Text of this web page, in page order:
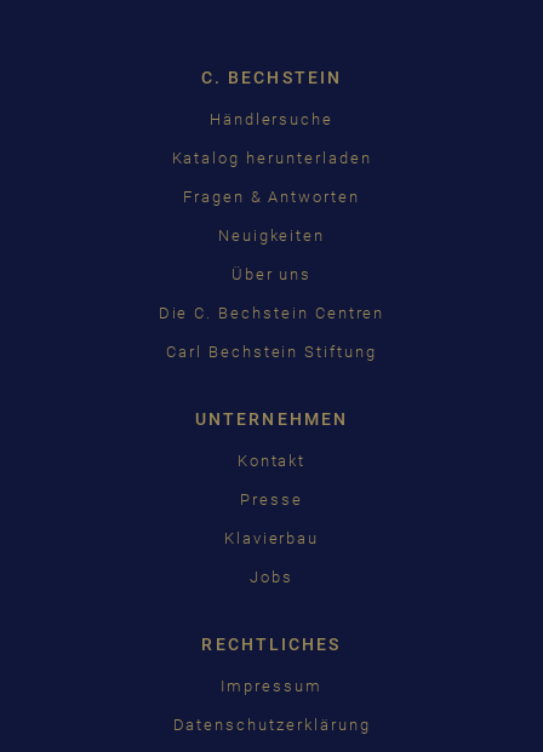
C. BECHSTEIN
Händlersuche
Katalog herunterladen
Fragen & Antworten
Neuigkeiten
Über uns
Die C. Bechstein Centren
Carl Bechstein Stiftung
UNTERNEHMEN
Kontakt
Presse
Klavierbau
Jobs
RECHTLICHES
Impressum
Datenschutzerklärung